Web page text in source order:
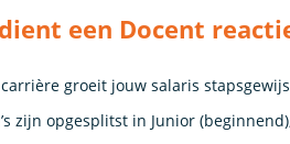
een Docent
groeit jouw salaris
zijn opgesplitst in Junior